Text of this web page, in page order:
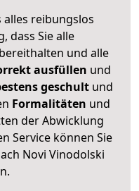
alles reibungslos
dass Sie alle
und alle
ausfüllen und
geschult und
Formalitäten und
der Abwicklung
Service können Sie
Novi Vinodolski